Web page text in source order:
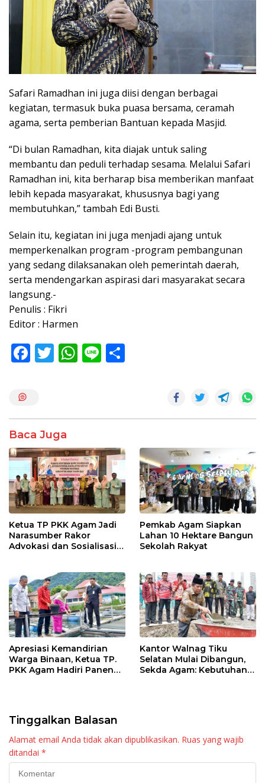
Safari Ramadhan ini juga diisi dengan berbagai
kegiatan, termasuk buka puasa bersama, ceramah
agama, serta pemberian Bantuan kepada Masjid.
“Di bulan Ramadhan, kita diajak untuk saling
membantu dan peduli terhadap sesama. Melalui Safari
Ramadhan ini, kita berharap bisa memberikan manfaat
lebih kepada masyarakat, khususnya bagi yang
membutuhkan,” tambah Edi Busti.
Selain itu, kegiatan ini juga menjadi ajang untuk
memperkenalkan program -program pembangunan
yang sedang dilaksanakan oleh pemerintah daerah,
serta mendengarkan aspirasi dari masyarakat secara
langsung.-
Penulis : Fikri
Editor : Harmen
F
o
o
k
T W
p
p
Li
Baca Juga
Ketua TP PKK Agam Jadi
Narasumber Rakor
Advokasi dan Sosialisasi
Pemkab Agam Siapkan
Lahan 10 Hektare Bangun
Sekolah Rakyat
Apresiasi Kemandirian
Warga Binaan, Ketua TP.
PKK Agam Hadiri Panen
Kantor Walnag Tiku
Selatan Mulai Dibangun,
Sekda Agam: Kebutuhan
Tinggalkan Balasan
Alamat email Anda tidak akan dipublikasikan. Ruas yang wajib
ditandai *